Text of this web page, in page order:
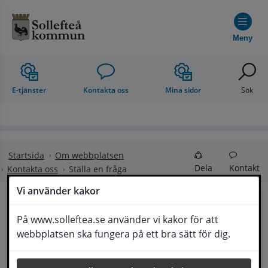
Vi använder kakor
På www.solleftea.se använder vi kakor för att
webbplatsen ska fungera på ett bra sätt för dig.
Meny
E-tjänster Kontakta oss Mina sidor Sök
Startsida
Om webbplatsen
Kontakta oss
Ställa en fråga Dela Kontakt
Ställa en fråga
Om din fråga är omfattande kan det bli aktuellt